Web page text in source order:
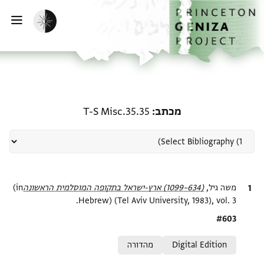
לתוכןהבית
הפעלת מצב כהה
מכתב T-S Misc.35.35
ציטוט
משה גיל, (634–1099) ארץ-ישראל בתקופה המוסלמית הראשונה‎
(in
Hebrew) (Tel Aviv University, 1983), vol. 3.
Location in source
#603
Digital Edition
מהדורה